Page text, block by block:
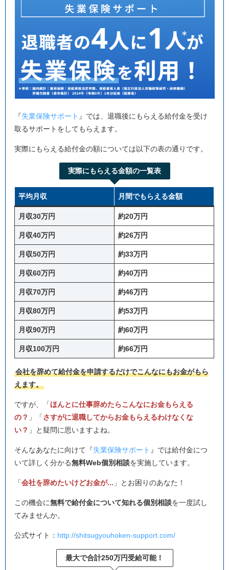
『失業保険サポート 』では、退職後にもらえる給付金を受け
取るサポートをしてもらえます。
実際にもらえる給付金の額については以下の表の通りです。
実際にもらえる金額の一覧表
平均月収 月間でもらえる金額
月収30万円 約20万円
月収40万円 約26万円
月収50万円 約33万円
月収60万円 約40万円
月収70万円 約46万円
月収80万円 約53万円
月収90万円 約60万円
月収100万円 約66万円
会社を辞めて給付金を申請するだけでこんなにもお金がもら
えます。
ですが、「ほんとに仕事辞めたらこんなにお金もらえる
の？ 」「さすがに退職してからお金もらえるわけなくな
い？ 」と疑問に思いますよね。
そんなあなたに向けて『失業保険サポート 』では給付金につ
いて詳しく分かる無料Web個別相談を実施しています。
「会社を辞めたいけどお金が... 」とお困りのあなた！
この機会に無料で給付金について知れる個別相談を一度試し
てみませんか。
公式サイト： http://shitsugyouhoken-support.com/
最大で合計250万円受給可能！